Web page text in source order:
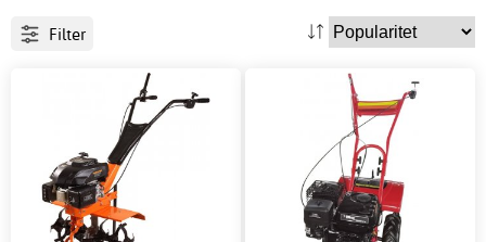
Filter